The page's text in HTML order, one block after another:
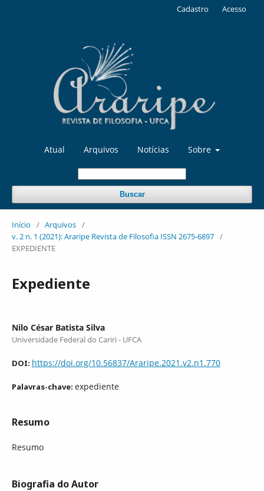
Atual Arquivos Notícias Sobre
Buscar
Cadastro Acesso
Início / Arquivos /
v. 2 n. 1 (2021): Araripe Revista de Filosofia ISSN 2675-6897 /
EXPEDIENTE
Expediente
Nilo César Batista Silva
Universidade Federal do Cariri - UFCA
DOI: https://doi.org/10.56837/Araripe.2021.v2.n1.770
Palavras-chave: expediente
Resumo
Resumo
Biografia do Autor